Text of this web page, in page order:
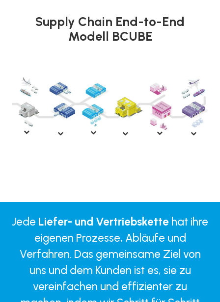
Supply Chain End-to-End
Modell BCUBE
Jede Liefer- und Vertriebskette hat ihre
eigenen Prozesse, Abläufe und
Verfahren. Das gemeinsame Ziel von
uns und dem Kunden ist es, sie zu
vereinfachen und effizienter zu